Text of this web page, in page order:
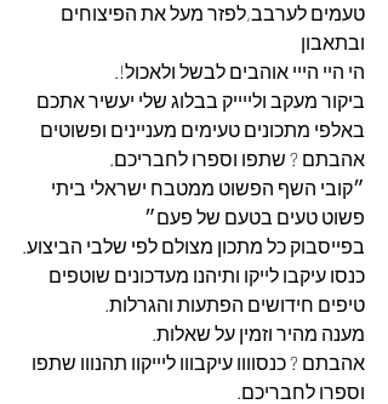
טעמים לערבב,לפזר מעל את הפיצוחים
ובתאבון
הי היי הייי אוהבים לבשל ולאכול!.
ביקור מעקב ולייייק בבלוג שלי יעשיר אתכם
באלפי מתכונים טעימים מעניינים ופשוטים
אהבתם ? שתפו וספרו לחבריכם.
״קובי השף הפשוט ממטבח ישראלי ביתי
פשוט טעים בטעם של פעם״
בפייסבוק כל מתכון מצולם לפי שלבי הביצוע.
כנסו עיקבו לייקו ותיהנו מעדכונים שוטפים
טיפים חידושים הפתעות והגרלות.
מענה מהיר וזמין על שאלות.
אהבתם ? כנסוווו עיקבווו ליייקוו תהנווו שתפו
וספרו לחבריכם.